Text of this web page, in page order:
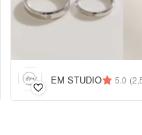
EM STUDIO 5.0